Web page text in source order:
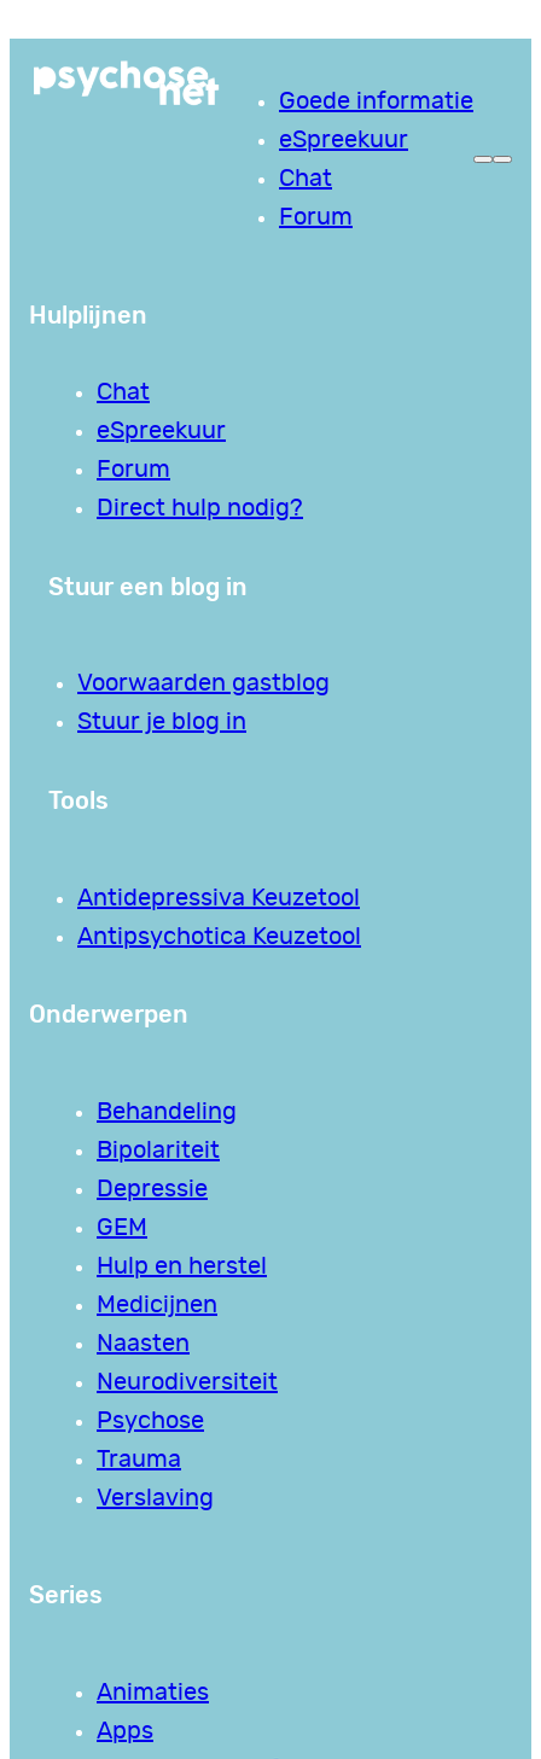
Goede informatie
eSpreekuur
Chat
Forum
Hulplijnen
Chat
eSpreekuur
Forum
Direct hulp nodig?
Stuur een blog in
Voorwaarden gastblog
Stuur je blog in
Tools
Antidepressiva Keuzetool
Antipsychotica Keuzetool
Onderwerpen
Behandeling
Bipolariteit
Depressie
GEM
Hulp en herstel
Medicijnen
Naasten
Neurodiversiteit
Psychose
Trauma
Verslaving
Series
Animaties
Apps